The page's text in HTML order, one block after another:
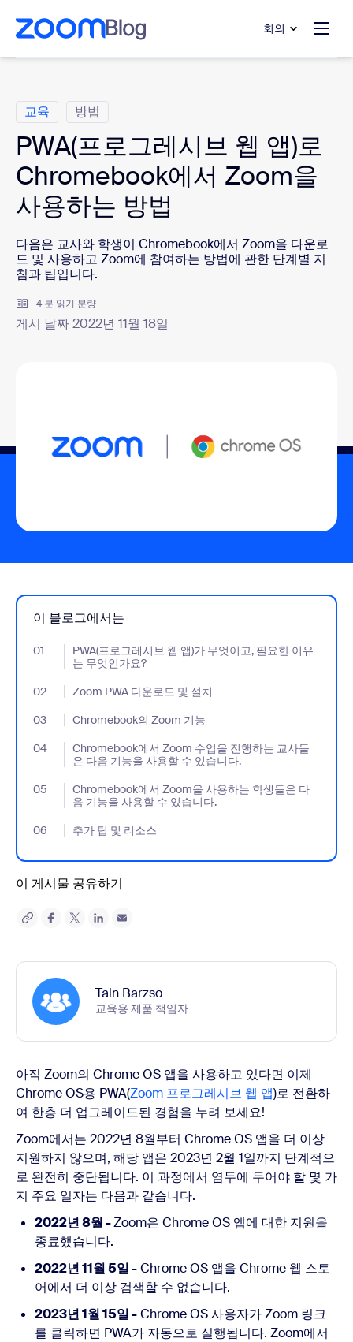
으로 건너뛰기
팅으로 건너뛰기
회의
교육 방법
PWA(프로그레시브 웹 앱)로
Chromebook에서 Zoom을
사용하는 방법
다음은 교사와 학생이 Chromebook에서 Zoom을 다운로
드 및 사용하고 Zoom에 참여하는 방법에 관한 단계별 지
침과 팁입니다.
4 분 읽기 분량
게시 날짜 2022년 11월 18일
이 블로그에서는
01
PWA(프로그레시브 웹 앱)가 무엇이고, 필요한 이유
는 무엇인가요?
- Jumplink to PWA(프로그레시브 웹 앱)가 무엇이고, 필요한 이유
02 Zoom PWA 다운로드 및 설치
- Jumplink to Zoom PWA 다운로드 및 설치
03
Chromebook의 Zoom 기능
- Jumplink to Chromebook의 Zoom 기능
04
Chromebook에서 Zoom 수업을 진행하는 교사들
은 다음 기능을 사용할 수 있습니다.
- Jumplink to Chromebook에서 Zoom 수업을 진행하는 교사들은
05
Chromebook에서 Zoom을 사용하는 학생들은 다
음 기능을 사용할 수 있습니다.
- Jumplink to Chromebook에서 Zoom을 사용하는 학생들은 다음
06 추가 팁 및 리소스
- Jumplink to 추가 팁 및 리소스
이 게시물 공유하기
Tain Barzso
교육용 제품 책임자
아직 Zoom의 Chrome OS 앱을 사용하고 있다면 이제
Chrome OS용 PWA(Zoom 프로그레시브 웹 앱)로 전환하
여 한층 더 업그레이드된 경험을 누려 보세요!
Zoom에서는 2022년 8월부터 Chrome OS 앱을 더 이상
지원하지 않으며, 해당 앱은 2023년 2월 1일까지 단계적으
로 완전히 중단됩니다. 이 과정에서 염두에 두어야 할 몇 가
지 주요 일자는 다음과 같습니다.
2022년 8월 -Zoom은 Chrome OS 앱에 대한 지원을
종료했습니다.
2022년 11월 5일 -Chrome OS 앱을 Chrome 웹 스토
어에서 더 이상 검색할 수 없습니다.
2023년 1월 15일 -Chrome OS 사용자가 Zoom 링크
를 클릭하면 PWA가 자동으로 실행됩니다. Zoom에서